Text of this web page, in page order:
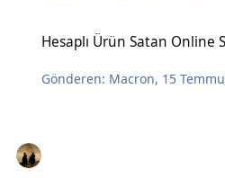
Hesaplı Ürün Satan Online
Gönderen: Macron, 15